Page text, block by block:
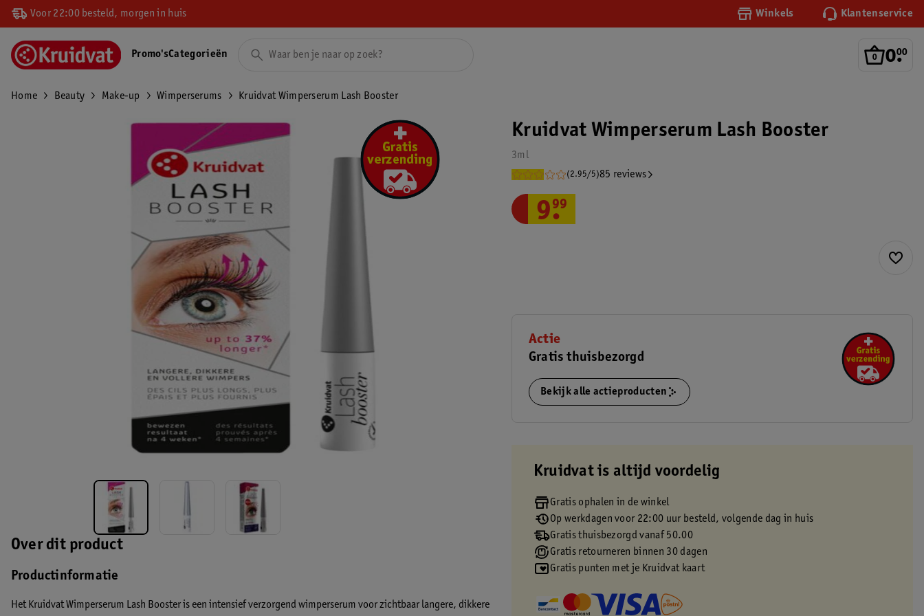
Voor 22:00 besteld, morgen in huis Winkels Klantenservice
0.
00
Promo'sCategorieën
Home Beauty Make-up Wimperserums Kruidvat Wimperserum Lash Booster
Over dit product
Productinformatie
Het Kruidvat Wimperserum Lash Booster is een intensief verzorgend wimperserum voor zichtbaar langere, dikkere
Kruidvat Wimperserum Lash Booster
3ml
(2.95/5)85 reviews
9.
99
Actie
Gratis thuisbezorgd
Bekijk alle actieproducten
Kruidvat is altijd voordelig
Gratis ophalen in de winkel
Op werkdagen voor 22:00 uur besteld, volgende dag in huis
Gratis thuisbezorgd vanaf 50.00
Gratis retourneren binnen 30 dagen
Gratis punten met je Kruidvat kaart